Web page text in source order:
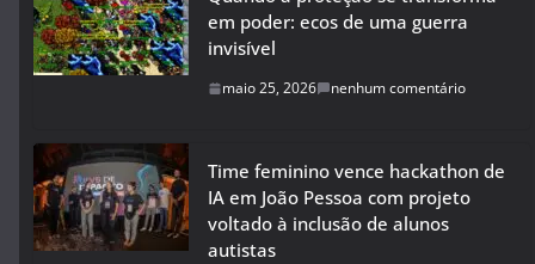
em poder: ecos de uma guerra
invisível
maio 25, 2026 nenhum comentário
Time feminino vence hackathon de
IA em João Pessoa com projeto
voltado à inclusão de alunos
autistas